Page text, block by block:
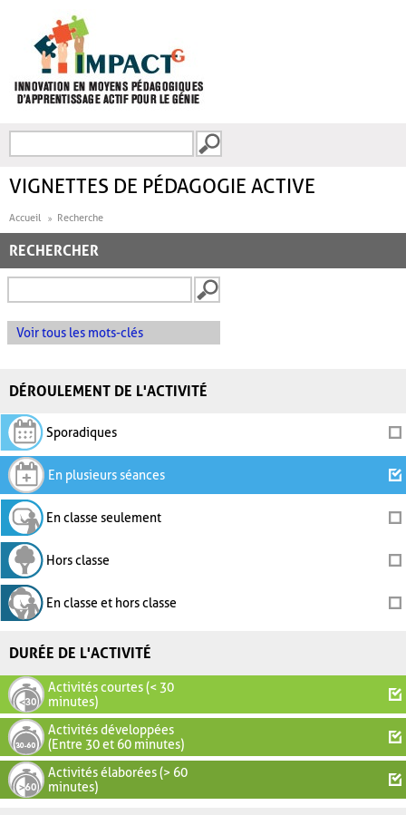
FORMULAIRE DE
VIGNETTES DE PÉDAGOGIE ACTIVE
Accueil Recherche
RECHERCHER
Voir tous les mots-clés
DÉROULEMENT DE L'ACTIVITÉ
Sporadiques
En plusieurs séances
En classe seulement
Hors classe
En classe et hors classe
DURÉE DE L'ACTIVITÉ
Activités courtes (< 30
minutes)
Activités développées
(Entre 30 et 60 minutes)
Activités élaborées (> 60
minutes)